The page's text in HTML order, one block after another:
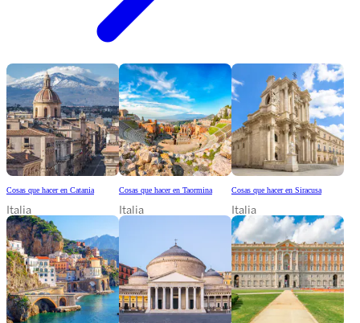
Cosas que hacer en Catania
Italia
Cosas que hacer en Taormina
Italia
Cosas que hacer en Siracusa
Italia